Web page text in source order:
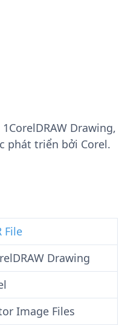
Drawing,
phát triển bởi Corel.
File
Drawing
Image Files